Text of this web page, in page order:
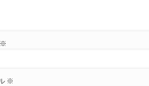
※
※